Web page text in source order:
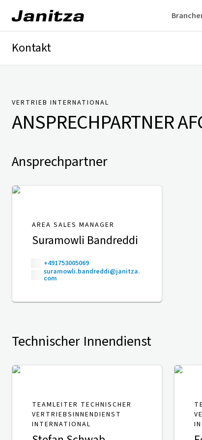
Kontakt
VERTRIEB INTERNATIONAL
ANSPRECHPARTNER
Ansprechpartner
AREA SALES MANAGER
Suramowli Bandreddi
+491753005069
suramowli.bandreddi@janitza.
com
Technischer Innendienst
TEAMLEITER TECHNISCHER
VERTRIEBSINNENDIENST
INTERNATIONAL